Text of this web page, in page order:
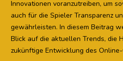
Innovationen voranzutreiben, um
auch für die Spieler Transparenz
gewährleisten. In diesem Beitrag
Blick auf die aktuellen Trends, die
zukünftige Entwicklung des